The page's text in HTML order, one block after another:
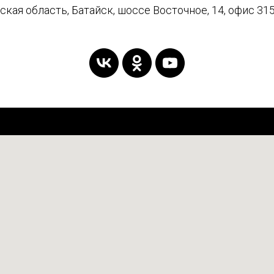
область, Батайск, шоссе Восточное, 14, офис